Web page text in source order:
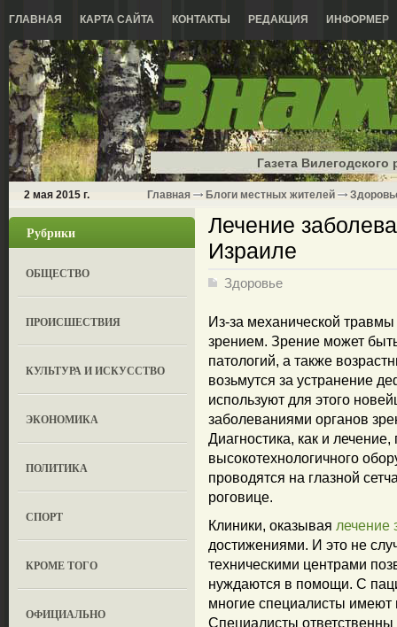
ГЛАВНАЯ КАРТА САЙТА КОНТАКТЫ РЕДАКЦИЯ ИНФОРМЕР
Газета
2 мая 2015 г. Главная Блоги местных жителей
Рубрики
ОБЩЕСТВО
ПРОИСШЕСТВИЯ
КУЛЬТУРА И ИСКУССТВО
ЭКОНОМИКА
ПОЛИТИКА
СПОРТ
КРОМЕ ТОГО
ОФИЦИАЛЬНО
Лечение
Израиле
Здоровье
Из-за механической
зрением. Зрение может
патологий, а также
возьмутся за устранение
используют для этого
заболеваниями органов
Диагностика, как и
высокотехнологичного
проводятся на глазной
роговице.
Клиники, оказывая лечение
достижениями. И это не
техническими центрами
нуждаются в помощи. С
многие специалисты имеют
Специалисты